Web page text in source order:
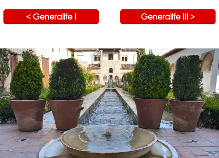
< Generalife I Generalife III >